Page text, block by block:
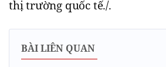
thị trường quốc tế./.
BÀI LIÊN QUAN